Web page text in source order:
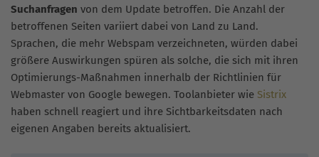
Suchanfragen von dem Update betroffen. Die Anzahl der
betroffenen Seiten variiert dabei von Land zu Land.
Sprachen, die mehr Webspam verzeichneten, würden dabei
größere Auswirkungen spüren als solche, die sich mit ihren
Optimierungs-Maßnahmen innerhalb der Richtlinien für
Webmaster von Google bewegen. Toolanbieter wie Sistrix
haben schnell reagiert und ihre Sichtbarkeitsdaten nach
eigenen Angaben bereits aktualisiert.